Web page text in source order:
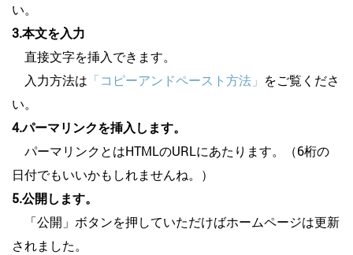
い。
3.本文を入力
直接文字を挿入できます。
入力方法は 「コピーアンドペースト方法」 をご覧くださ
い。
4.パーマリンクを挿入します。
パーマリンクとはHTMLのURLにあたります。（6桁の
日付でもいいかもしれませんね。）
5.公開します。
「公開」ボタンを押していただけばホームページは更新
されました。